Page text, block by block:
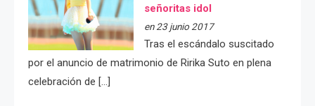
señoritas idol
en 23 junio 2017
Tras el escándalo suscitado
por el anuncio de matrimonio de Ririka Suto en plena
celebración de […]